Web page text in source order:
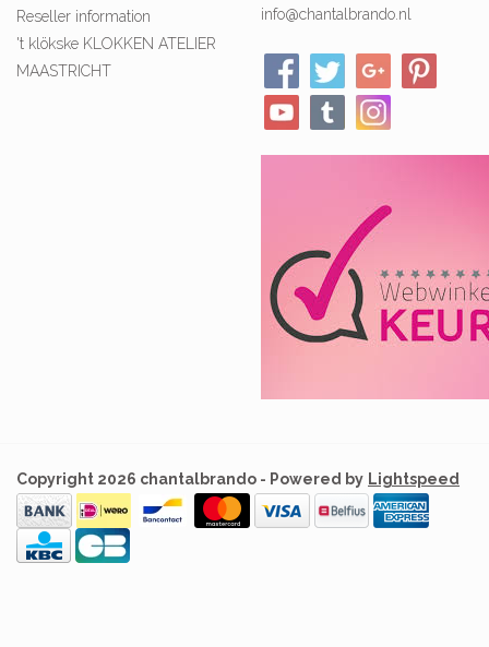
Reseller information
't klökske KLOKKEN ATELIER
MAASTRICHT
info@chantalbrando.nl
Copyright 2026 chantalbrando - Powered by Lightspeed